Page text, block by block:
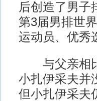
后创造了男子
第3届男排世
运动员、优秀
与父亲相比
小扎伊采夫并
但小扎伊采夫